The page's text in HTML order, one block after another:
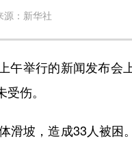
源：新华社
举行的新闻发布会
伤。
坡，造成33人被困